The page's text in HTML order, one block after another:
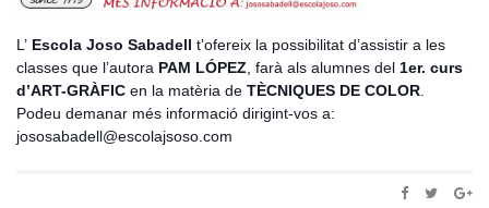
L’ Escola Joso Sabadell t’ofereix la possibilitat d’assistir a les
classes que l’autora PAM LÓPEZ , farà als alumnes del 1er. curs
d’ART-GRÀFIC en la matèria de TÈCNIQUES DE COLOR
Podeu demanar més informació dirigint-vos a:
jososabadell@escolajsoso.com